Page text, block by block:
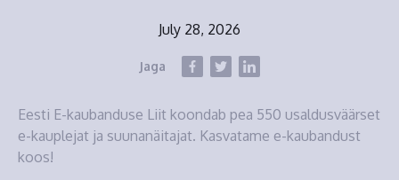
July 28, 2026
Jaga
Eesti E-kaubanduse Liit koondab pea 550 usaldusväärset
e-kauplejat ja suunanäitajat. Kasvatame e-kaubandust
koos!